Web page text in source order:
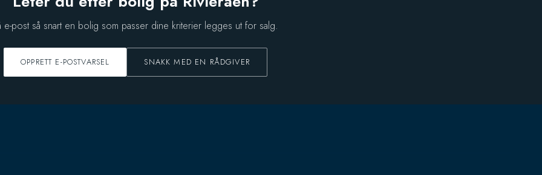
e-post så snart en bolig som passer dine kriterier legges ut for salg.
OPPRETT E-POSTVARSEL SNAKK MED EN RÅDGIVER